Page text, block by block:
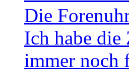
Die
Ich habe die
immer noch